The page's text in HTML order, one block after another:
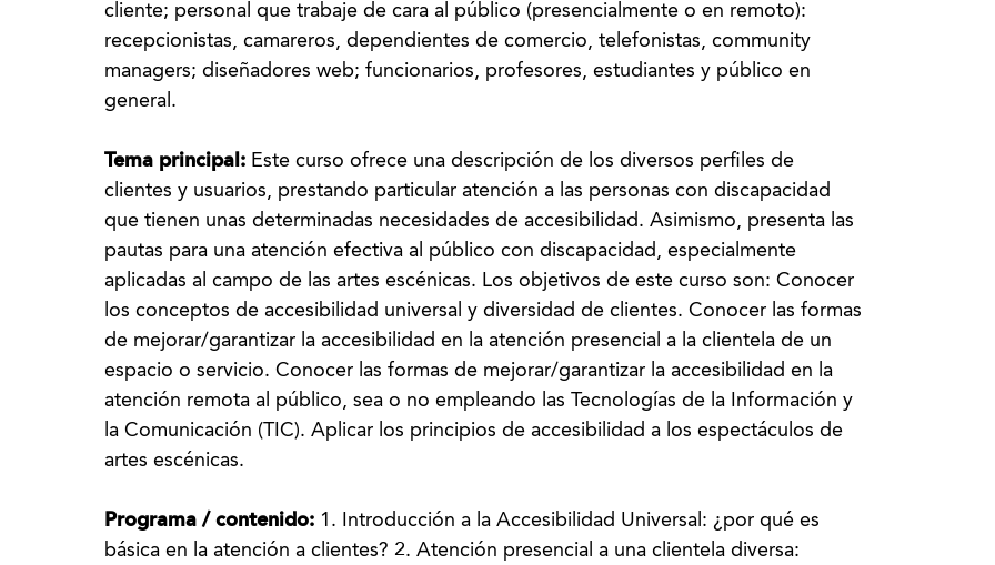
cliente; personal que trabaje de cara al público (presencialmente o en remoto):
recepcionistas, camareros, dependientes de comercio, telefonistas, community
managers; diseñadores web; funcionarios, profesores, estudiantes y público en
general.
Tema principal: Este curso ofrece una descripción de los diversos perfiles de
clientes y usuarios, prestando particular atención a las personas con discapacidad
que tienen unas determinadas necesidades de accesibilidad. Asimismo, presenta las
pautas para una atención efectiva al público con discapacidad, especialmente
aplicadas al campo de las artes escénicas. Los objetivos de este curso son: Conocer
los conceptos de accesibilidad universal y diversidad de clientes. Conocer las formas
de mejorar/garantizar la accesibilidad en la atención presencial a la clientela de un
espacio o servicio. Conocer las formas de mejorar/garantizar la accesibilidad en la
atención remota al público, sea o no empleando las Tecnologías de la Información y
la Comunicación (TIC). Aplicar los principios de accesibilidad a los espectáculos de
artes escénicas.
Programa / contenido: 1. Introducción a la Accesibilidad Universal: ¿por qué es
básica en la atención a clientes? 2. Atención presencial a una clientela diversa: